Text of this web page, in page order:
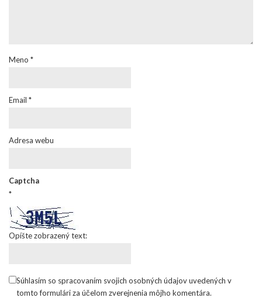
Meno *
Email *
Adresa webu
Captcha
*
Opíšte zobrazený text:
Súhlasím so spracovaním svojich osobných údajov uvedených v
tomto formulári za účelom zverejnenia môjho komentára.